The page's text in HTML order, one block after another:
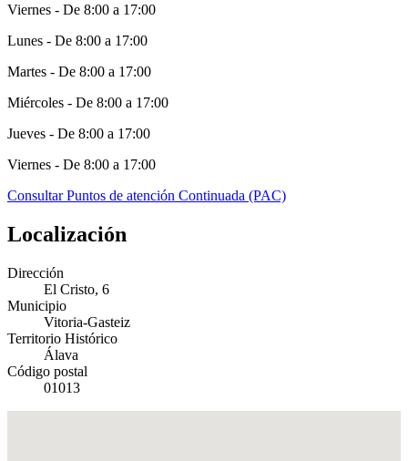
Viernes - De 8:00 a 17:00
Lunes - De 8:00 a 17:00
Martes - De 8:00 a 17:00
Miércoles - De 8:00 a 17:00
Jueves - De 8:00 a 17:00
Viernes - De 8:00 a 17:00
Consultar Puntos de atención Continuada (PAC)
Localización
Dirección
El Cristo, 6
Municipio
Vitoria-Gasteiz
Territorio Histórico
Álava
Código postal
01013